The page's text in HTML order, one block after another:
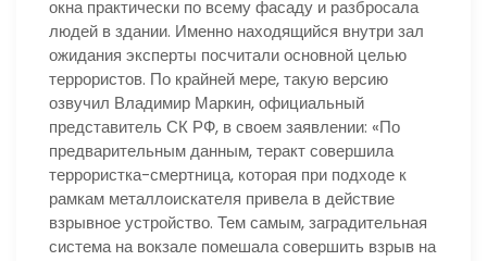
окна практически по всему фасаду и разбросала
людей в здании. Именно находящийся внутри зал
ожидания эксперты посчитали основной целью
террористов. По крайней мере, такую версию
озвучил Владимир Маркин, официальный
представитель СК РФ, в своем заявлении: «По
предварительным данным, теракт совершила
террористка-смертница, которая при подходе к
рамкам металлоискателя привела в действие
взрывное устройство. Тем самым, заградительная
система на вокзале помешала совершить взрыв на